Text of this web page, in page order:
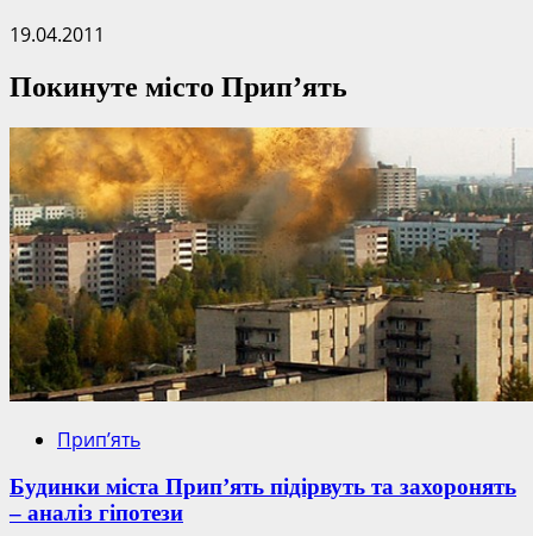
19.04.2011
Покинуте місто Прип’ять
Прип’ять
Будинки міста Прип’ять підірвуть та захоронять
– аналіз гіпотези